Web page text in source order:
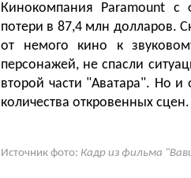
Кинокомпания Paramount с
потери в 87,4 млн долларов.
от немого кино к
персонажей, не спасли
второй части "Аватара". Но
количества откровенных сцен.
Источник фото: Кадр из фильма